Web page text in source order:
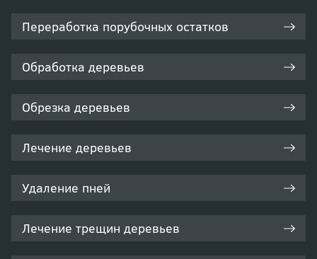
Переработка порубочных остатков
Обработка деревьев
Обрезка деревьев
Лечение деревьев
Удаление пней
Лечение трещин деревьев